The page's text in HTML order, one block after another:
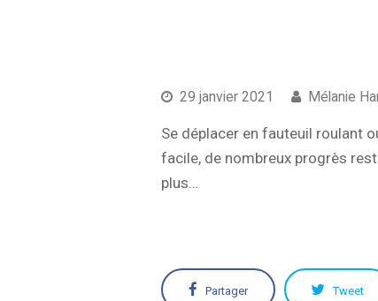
29 janvier 2021 Mélanie
Se déplacer en fauteuil roulant
facile, de nombreux progrès
plus…
Partager Tweet